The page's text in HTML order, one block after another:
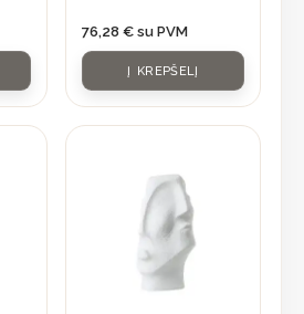
76,28 € su PVM
Į KREPŠELĮ